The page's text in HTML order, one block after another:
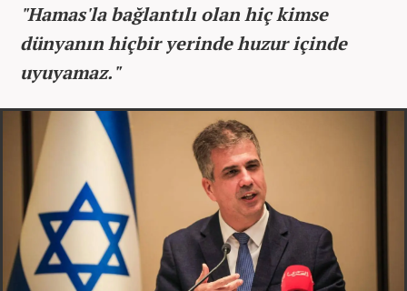
"Hamas'la bağlantılı olan hiç kimse
dünyanın hiçbir yerinde huzur içinde
uyuyamaz."